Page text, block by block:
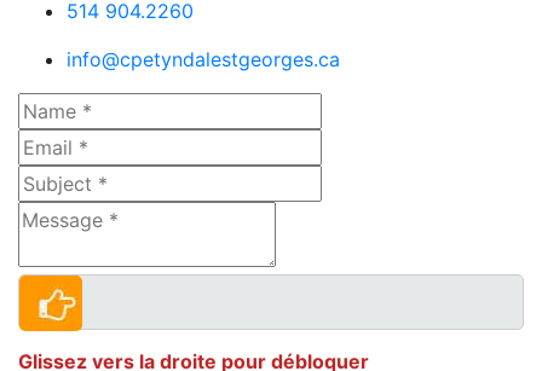
514 904.2260
info@cpetyndalestgeorges.ca
Glissez vers la droite pour débloquer